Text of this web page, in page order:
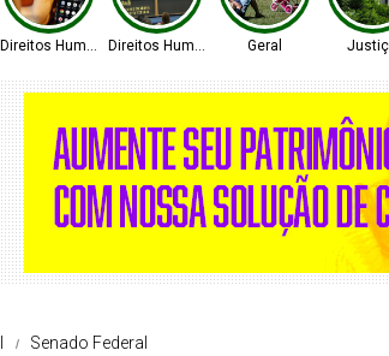
Direitos HumanosDireitos Humanos Geral
Senado Federal